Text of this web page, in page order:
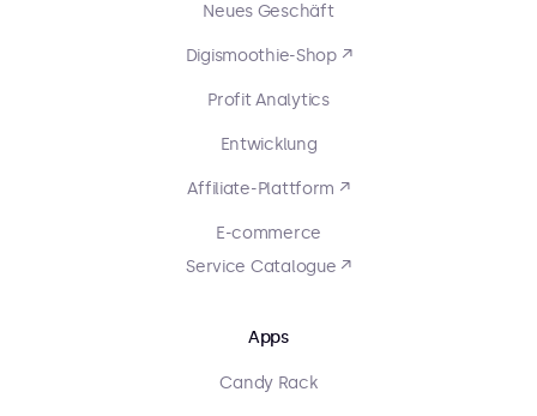
Neues Geschäft
Digismoothie-Shop ↗
Profit Analytics
Entwicklung
Affiliate-Plattform ↗
E-commerce
Service Catalogue ↗
Apps
Candy Rack